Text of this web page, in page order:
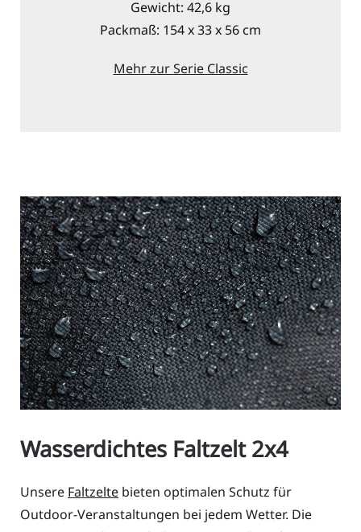
Gewicht: 42,6 kg
Packmaß: 154 x 33 x 56 cm
Mehr zur Serie Classic
Wasserdichtes Faltzelt 2x4
Unsere Faltzelte bieten optimalen Schutz für
Outdoor-Veranstaltungen bei jedem Wetter. Die